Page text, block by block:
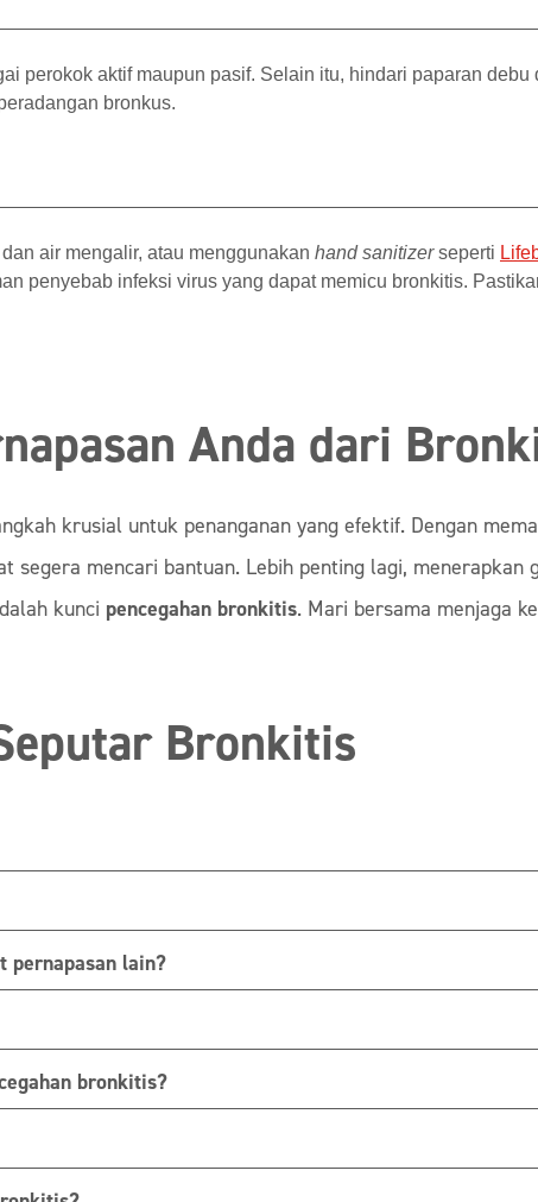
perokok aktif maupun pasif. Selain itu, hindari paparan
bronkus.
air mengalir, atau menggunakan hand sanitizerseperti
penyebab infeksi virus yang dapat memicu bronkitis.
Anda dari
krusial untuk penanganan yang efektif. Dengan
segera mencari bantuan. Lebih penting lagi, menerapkan
kunci pencegahan bronkitis. Mari bersama menjaga
Bronkitis
pernapasan lain?
bronkitis?